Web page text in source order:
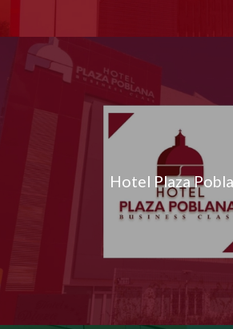
Hotel Plaza